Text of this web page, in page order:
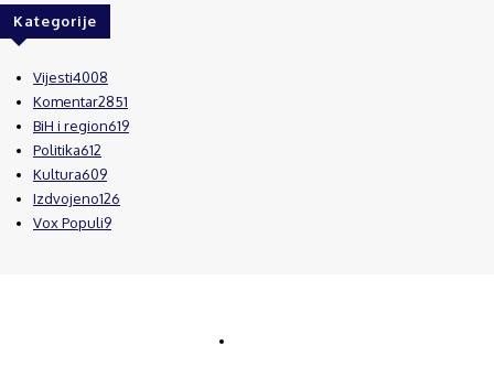
Kategorije
Vijesti4008
Komentar2851
BiH i region619
Politika612
Kultura609
Izdvojeno126
Vox Populi9